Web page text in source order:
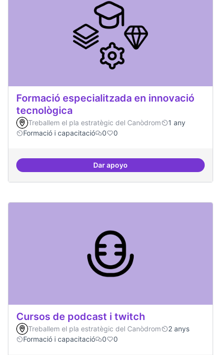
Formació especialitzada en innovació
tecnològica
Treballem el pla estratègic del Canòdrom
1 any
Formació i capacitació
0 0
Dar apoyoFormació especialitzada en
Cursos de podcast i twitch
Treballem el pla estratègic del Canòdrom
2 anys
Formació i capacitació
0 0